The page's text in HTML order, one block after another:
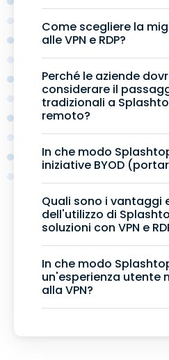
Come scegliere la
alle VPN e RDP?
Perché le aziende
considerare il
tradizionali a
remoto?
In che modo
iniziative BYOD
Quali sono i vantaggi
dell'utilizzo di
soluzioni con VPN e
In che modo
un'esperienza utente
alla VPN?